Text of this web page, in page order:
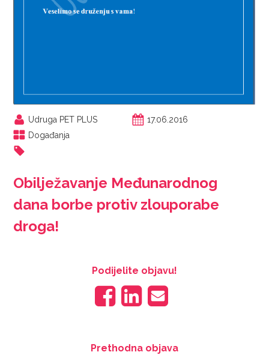
Udruga PET PLUS
17.06.2016
Događanja
Obilježavanje Međunarodnog
dana borbe protiv zlouporabe
droga!
Podijelite objavu!
Prethodna objava